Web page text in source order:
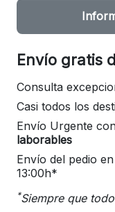
Envío gratis
Consulta
Casi todos los
Envío Urgente
laborables
Envío del pedio
13:00h*
*Siempre que